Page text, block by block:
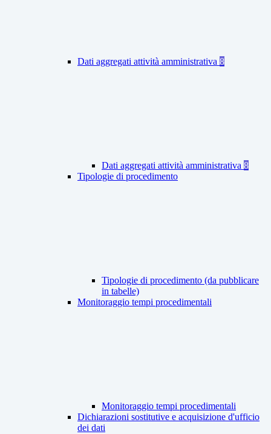
Dati aggregati attività amministrativa 8
Dati aggregati attività amministrativa 8
Tipologie di procedimento
Tipologie di procedimento (da pubblicare
in tabelle)
Monitoraggio tempi procedimentali
Monitoraggio tempi procedimentali
Dichiarazioni sostitutive e acquisizione d'ufficio
dei dati